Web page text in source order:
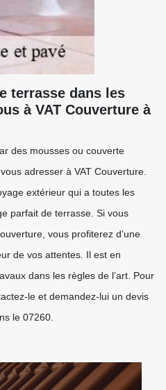
terrasse dans les
à VAT Couverture à
des mousses ou couverte
adresser à VAT Couverture.
extérieur qui a toutes les
parfait de terrasse. Si vous
vous profiterez d’une
de vos attentes. Il est en
dans les règles de l’art. Pour
le et demandez-lui un devis
le 07260.